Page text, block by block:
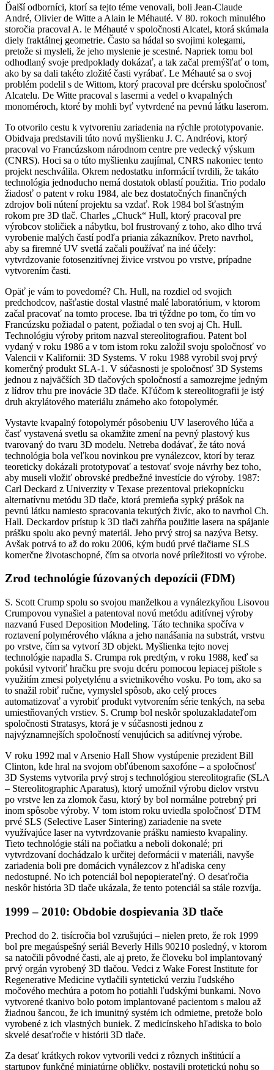
Ďalší odborníci, ktorí sa tejto téme venovali, boli Jean-Claude
André, Olivier de Witte a Alain le Méhauté. V 80. rokoch minulého
storočia pracoval A. le Méhauté v spoločnosti Alcatel, ktorá skúmala
diely fraktálnej geometrie. Často sa hádal so svojimi kolegami,
pretože si mysleli, že jeho myslenie je scestné. Napriek tomu bol
odhodlaný svoje predpoklady dokázať, a tak začal premýšľať o tom,
ako by sa dali takéto zložité časti vyrábať. Le Méhauté sa o svoj
problém podelil s de Wittom, ktorý pracoval pre dcérsku spoločnosť
Alcatelu. De Witte pracoval s lasermi a vedel o kvapalných
monoméroch, ktoré by mohli byť vytvrdené na pevnú látku laserom.
To otvorilo cestu k vytvoreniu zariadenia na rýchle prototypovanie.
Obidvaja predstavili túto novú myšlienku J. C. Andréovi, ktorý
pracoval vo Francúzskom národnom centre pre vedecký výskum
(CNRS). Hoci sa o túto myšlienku zaujímal, CNRS nakoniec tento
projekt neschválila. Okrem nedostatku informácií tvrdili, že takáto
technológia jednoducho nemá dostatok oblastí použitia. Trio podalo
žiadosť o patent v roku 1984, ale bez dostatočných finančných
zdrojov boli nútení projektu sa vzdať. Rok 1984 bol šťastným
rokom pre 3D tlač. Charles „Chuck“ Hull, ktorý pracoval pre
výrobcov stoličiek a nábytku, bol frustrovaný z toho, ako dlho trvá
vyrobenie malých častí podľa priania zákazníkov. Preto navrhol,
aby sa firemné UV svetlá začali používať na iné účely:
vytvrdzovanie fotosenzitívnej živice vrstvou po vrstve, prípadne
vytvorením časti.
Opäť je vám to povedomé? Ch. Hull, na rozdiel od svojich
predchodcov, našťastie dostal vlastné malé laboratórium, v ktorom
začal pracovať na tomto procese. Iba tri týždne po tom, čo tím vo
Francúzsku požiadal o patent, požiadal o ten svoj aj Ch. Hull.
Technológiu výroby pritom nazval stereolitografiou. Patent bol
vydaný v roku 1986 a v tom istom roku založil svoju spoločnosť vo
Valencii v Kalifornii: 3D Systems. V roku 1988 vyrobil svoj prvý
komerčný produkt SLA-1. V súčasnosti je spoločnosť 3D Systems
jednou z najväčších 3D tlačových spoločností a samozrejme jedným
z lídrov trhu pre inovácie 3D tlače. Kľúčom k stereolitografii je istý
druh akrylátového materiálu známeho ako fotopolymér.
Vystavte kvapalný fotopolymér pôsobeniu UV laserového lúča a
časť vystavená svetlu sa okamžite zmení na pevný plastový kus
tvarovaný do tvaru 3D modelu. Netreba dodávať, že táto nová
technológia bola veľkou novinkou pre vynálezcov, ktorí by teraz
teoreticky dokázali prototypovať a testovať svoje návrhy bez toho,
aby museli vložiť obrovské predbežné investície do výroby. 1987:
Carl Deckard z Univerzity v Texase prezentoval priekopnícku
alternatívnu metódu 3D tlače, ktorá premieňa sypký prášok na
pevnú látku namiesto spracovania tekutých živíc, ako to navrhol Ch.
Hall. Deckardov prístup k 3D tlači zahŕňa použitie lasera na spájanie
prášku spolu ako pevný materiál. Jeho prvý stroj sa nazýva Betsy.
Avšak potrvá to až do roku 2006, kým budú prvé tlačiarne SLS
komerčne životaschopné, čím sa otvoria nové príležitosti vo výrobe.
Zrod technológie fúzovaných depozícii (FDM)
S. Scott Crump spolu so svojou manželkou a vynálezkyňou Lisovou
Crumpovou vynašiel a patentoval novú metódu aditívnej výroby
nazvanú Fused Deposition Modeling. Táto technika spočíva v
roztavení polymérového vlákna a jeho nanášania na substrát, vrstvu
po vrstve, čím sa vytvorí 3D objekt. Myšlienka tejto novej
technológie napadla S. Crumpa rok predtým, v roku 1988, keď sa
pokúsil vytvoriť hračku pre svoju dcéru pomocou lepiacej pištole s
využitím zmesi polyetylénu a svietnikového vosku. Po tom, ako sa
to snažil robiť ručne, vymyslel spôsob, ako celý proces
automatizovať a vyrobiť produkt vytvorením série tenkých, na seba
umiestňovaných vrstiev. S. Crump bol neskôr spoluzakladateľom
spoločnosti Stratasys, ktorá je v súčasnosti jednou z
najvýznamnejších spoločností venujúcich sa aditívnej výrobe.
V roku 1992 mal v Arsenio Hall Show vystúpenie prezident Bill
Clinton, kde hral na svojom obľúbenom saxofóne – a spoločnosť
3D Systems vytvorila prvý stroj s technológiou stereolitografie (SLA
– Stereolitographic Aparatus), ktorý umožnil výrobu dielov vrstvu
po vrstve len za zlomok času, ktorý by bol normálne potrebný pri
inom spôsobe výroby. V tom istom roku uviedla spoločnosť DTM
prvé SLS (Selective Laser Sintering) zariadenie na svete
využívajúce laser na vytvrdzovanie prášku namiesto kvapaliny.
Tieto technológie stáli na počiatku a neboli dokonalé; pri
vytvrdzovaní dochádzalo k určitej deformácii v materiáli, navyše
zariadenia boli pre domácich vynálezcov z hľadiska ceny
nedostupné. No ich potenciál bol nepopierateľný. O desaťročia
neskôr história 3D tlače ukázala, že tento potenciál sa stále rozvíja.
1999 – 2010: Obdobie dospievania 3D tlače
Prechod do 2. tisícročia bol vzrušujúci – nielen preto, že rok 1999
bol pre megaúspešný seriál Beverly Hills 90210 posledný, v ktorom
sa natočili pôvodné časti, ale aj preto, že človeku bol implantovaný
prvý orgán vyrobený 3D tlačou. Vedci z Wake Forest Institute for
Regenerative Medicine vytlačili syntetickú verziu ľudského
močového mechúra a potom ho potiahli ľudskými bunkami. Novo
vytvorené tkanivo bolo potom implantované pacientom s malou až
žiadnou šancou, že ich imunitný systém ich odmietne, pretože bolo
vyrobené z ich vlastných buniek. Z medicínskeho hľadiska to bolo
skvelé desaťročie v histórii 3D tlače.
Za desať krátkych rokov vytvorili vedci z rôznych inštitúcií a
startupov funkčné miniatúrne obličky, postavili protetickú nohu so